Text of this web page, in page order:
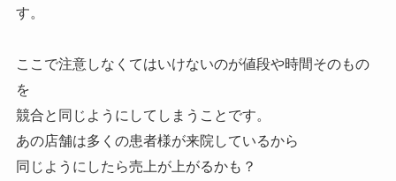
す。
ここで注意しなくてはいけないのが値段や時間そのもの
を
競合と同じようにしてしまうことです。
あの店舗は多くの患者様が来院しているから
同じようにしたら売上が上がるかも？